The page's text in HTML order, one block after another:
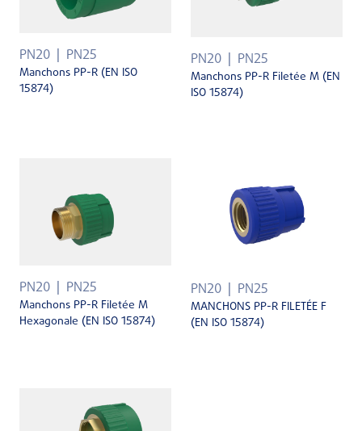
PN20 PN25
Manchons PP-R (EN ISO
15874)
PN20 PN25
Manchons PP-R Filetée M (EN
ISO 15874)
PN20 PN25
Manchons PP-R Filetée M
Hexagonale (EN ISO 15874)
PN20 PN25
MANCHONS PP-R FILETÉE F
(EN ISO 15874)